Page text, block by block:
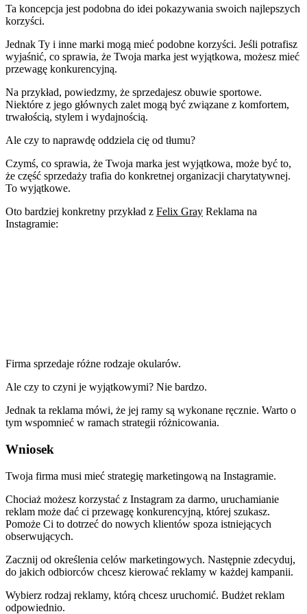
Ta koncepcja jest podobna do idei pokazywania swoich najlepszych
korzyści.
Jednak Ty i inne marki mogą mieć podobne korzyści. Jeśli potrafisz
wyjaśnić, co sprawia, że Twoja marka jest wyjątkowa, możesz mieć
przewagę konkurencyjną.
Na przykład, powiedzmy, że sprzedajesz obuwie sportowe.
Niektóre z jego głównych zalet mogą być związane z komfortem,
trwałością, stylem i wydajnością.
Ale czy to naprawdę oddziela cię od tłumu?
Czymś, co sprawia, że Twoja marka jest wyjątkowa, może być to,
że część sprzedaży trafia do konkretnej organizacji charytatywnej.
To wyjątkowe.
Oto bardziej konkretny przykład z Felix Gray Reklama na
Instagramie:
Firma sprzedaje różne rodzaje okularów.
Ale czy to czyni je wyjątkowymi? Nie bardzo.
Jednak ta reklama mówi, że jej ramy są wykonane ręcznie. Warto o
tym wspomnieć w ramach strategii różnicowania.
Wniosek
Twoja firma musi mieć strategię marketingową na Instagramie.
Chociaż możesz korzystać z Instagram za darmo, uruchamianie
reklam może dać ci przewagę konkurencyjną, której szukasz.
Pomoże Ci to dotrzeć do nowych klientów spoza istniejących
obserwujących.
Zacznij od określenia celów marketingowych. Następnie zdecyduj,
do jakich odbiorców chcesz kierować reklamy w każdej kampanii.
Wybierz rodzaj reklamy, którą chcesz uruchomić. Budżet reklam
odpowiednio.